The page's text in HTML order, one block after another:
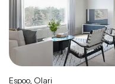
Espoo, Olari